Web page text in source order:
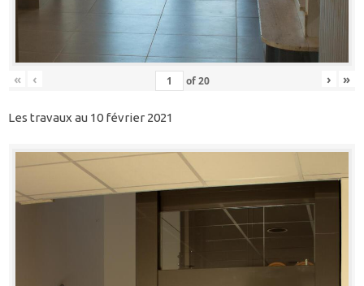
« ‹ of20 › »
Les travaux au 10 février 2021